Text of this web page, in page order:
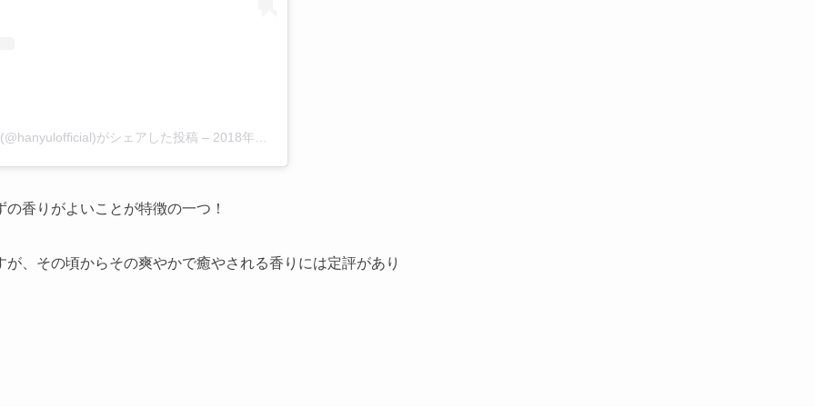
がシェアした投稿 – 2018年10月月1日午前2時54分PDT
の香りがよいことが特徴の一つ！
、その頃からその爽やかで癒やされる香りには定評があり